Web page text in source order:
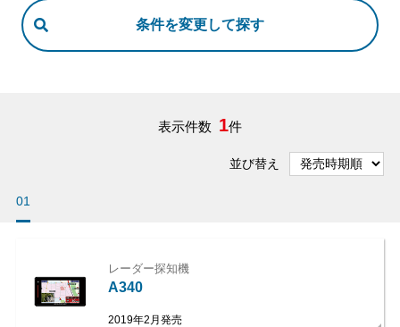
表示件数 1件
並び替え
01
レーダー探知機
A340
2019年2月発売